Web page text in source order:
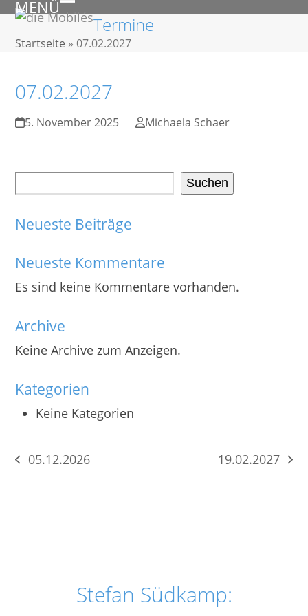
Skip
content
MENÜ
Open
mobile
Close
mobile
Termine
Startseite »07.02.2027
07.02.2027
5. November 2025 Michaela Schaer
Suchen
Neueste Beiträge
Neueste Kommentare
Es sind keine Kommentare vorhanden.
Archive
Keine Archive zum Anzeigen.
Kategorien
Keine Kategorien
vorheriger
05.12.2026
Nächster
19.02.2027
Stefan Südkamp: